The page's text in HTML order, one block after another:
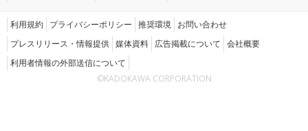
利用規約 プライバシーポリシー 推奨環境 お問い合わせ
プレスリリース・情報提供 媒体資料 広告掲載について 会社概要
利用者情報の外部送信について
©KADOKAWA CORPORATION